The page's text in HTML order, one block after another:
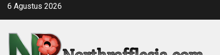
Skip6 Agustus 2026